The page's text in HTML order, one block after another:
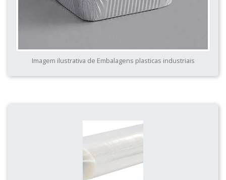
Imagem ilustrativa de Embalagens plasticas industriais